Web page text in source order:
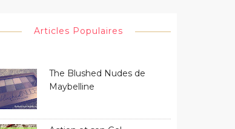
Articles Populaires
The Blushed Nudes de
Maybelline